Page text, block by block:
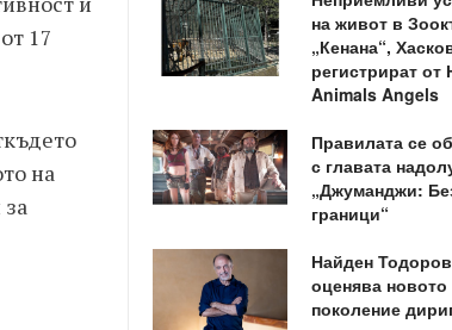
17
на
на живот в
„Кенана“,
регистрират
Animals Angels
Правилата се
с главата
„Джуманджи:
граници“
Найден Тодоров
оценява новото
поколение